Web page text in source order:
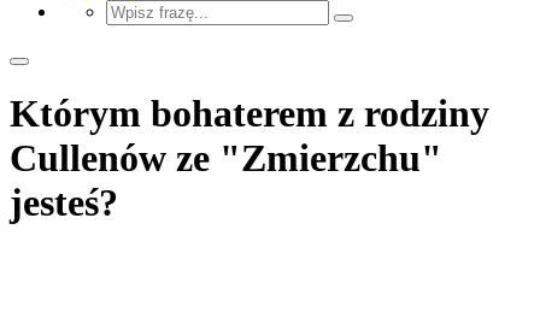
Którym bohaterem z rodziny
Cullenów ze "Zmierzchu"
jesteś?